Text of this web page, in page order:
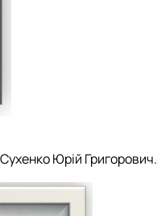
Юрій Григорович.